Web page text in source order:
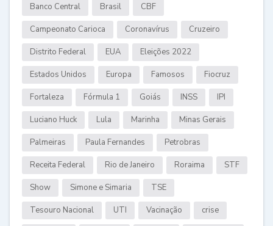
Banco Central Brasil CBF
Campeonato Carioca Coronavírus Cruzeiro
Distrito Federal EUA Eleições 2022
Estados Unidos Europa Famosos Fiocruz
Fortaleza Fórmula 1 Goiás INSS IPI
Luciano Huck Lula Marinha Minas Gerais
Palmeiras Paula Fernandes Petrobras
Receita Federal Rio de Janeiro Roraima STF
Show Simone e Simaria TSE
Tesouro Nacional UTI Vacinação crise